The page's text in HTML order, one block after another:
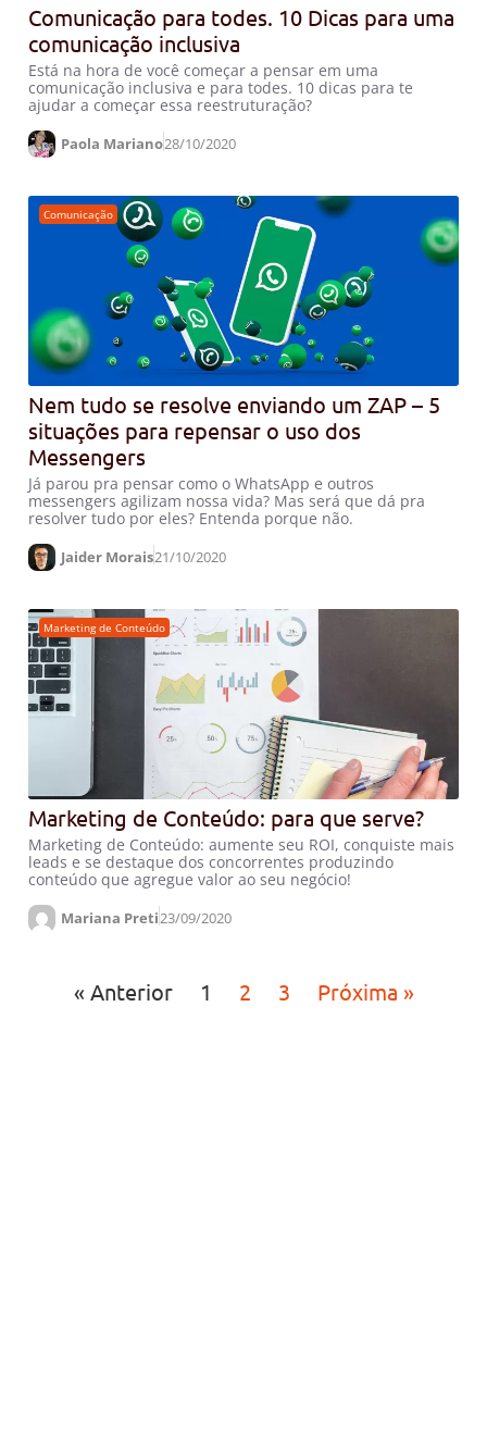
Comunicação para todes. 10 Dicas para uma
comunicação inclusiva
Está na hora de você começar a pensar em uma
comunicação inclusiva e para todes. 10 dicas para te
ajudar a começar essa reestruturação?
Paola Mariano28/10/2020
Comunicação
Nem tudo se resolve enviando um ZAP – 5
situações para repensar o uso dos
Messengers
Já parou pra pensar como o WhatsApp e outros
messengers agilizam nossa vida?⁣ Mas será que dá pra
resolver tudo por eles? Entenda porque não.
Jaider Morais21/10/2020
Marketing de Conteúdo
Marketing de Conteúdo: para que serve?
Marketing de Conteúdo: aumente seu ROI, conquiste mais
leads e se destaque dos concorrentes produzindo
conteúdo que agregue valor ao seu negócio!
Mariana Preti23/09/2020
« Anterior 1 2 3 Próxima »